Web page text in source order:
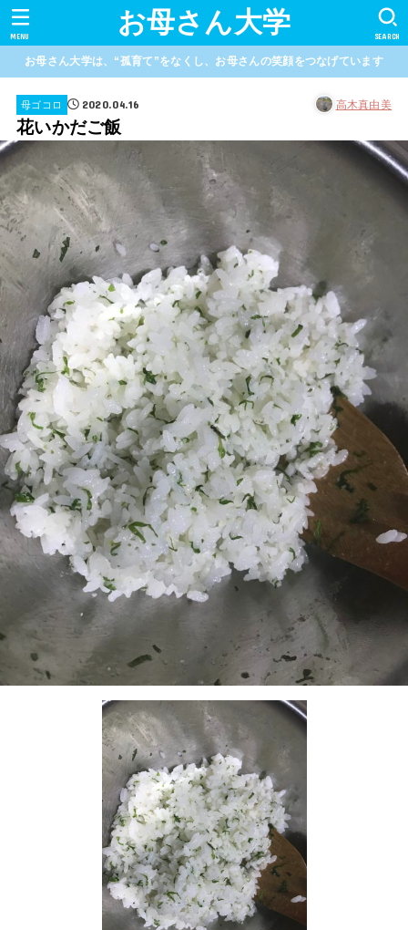
お母さん大学 SEARCH
MENU
お母さん大学は、“孤育て”をなくし、お母さんの笑顔をつなげています
母ゴコロ 2020.04.16 高木真由美
花いかだご飯